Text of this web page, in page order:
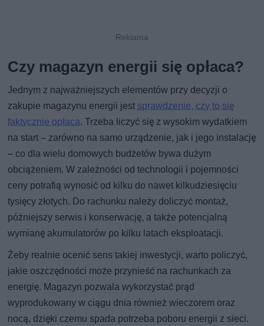
Czy magazyn energii się opłaca?
Jednym z najważniejszych elementów przy decyzji o
zakupie magazynu energii jest sprawdzenie, czy to się
faktycznie opłaca. Trzeba liczyć się z wysokim wydatkiem
na start – zarówno na samo urządzenie, jak i jego instalację
– co dla wielu domowych budżetów bywa dużym
obciążeniem. W zależności od technologii i pojemności
ceny potrafią wynosić od kilku do nawet kilkudziesięciu
tysięcy złotych. Do rachunku należy doliczyć montaż,
późniejszy serwis i konserwację, a także potencjalną
wymianę akumulatorów po kilku latach eksploatacji.
Żeby realnie ocenić sens takiej inwestycji, warto policzyć,
jakie oszczędności może przynieść na rachunkach za
energię. Magazyn pozwala wykorzystać prąd
wyprodukowany w ciągu dnia również wieczorem oraz
nocą, dzięki czemu spada potrzeba poboru energii z sieci.